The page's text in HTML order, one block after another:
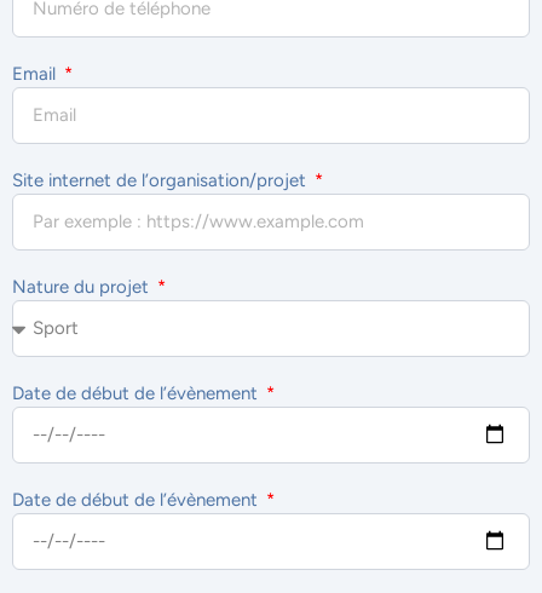
Email
Site internet de l’organisation/projet
Nature du projet
Date de début de l’évènement
Date de début de l’évènement